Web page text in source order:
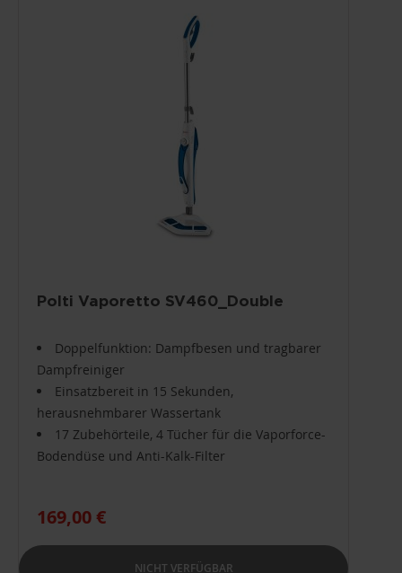
Polti Vaporetto SV460_Double
Doppelfunktion: Dampfbesen und tragbarer
Dampfreiniger
Einsatzbereit in 15 Sekunden,
herausnehmbarer Wassertank
17 Zubehörteile, 4 Tücher für die Vaporforce-
Bodendüse und Anti-Kalk-Filter
169,00 €
NICHT VERFÜGBAR